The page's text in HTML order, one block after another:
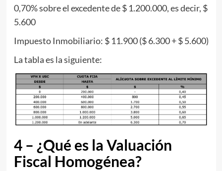
0,70% sobre el excedente de $ 1.200.000, es decir, $
5.600
Impuesto Inmobiliario: $ 11.900 ($ 6.300 + $ 5.600)
La tabla es la siguiente:
4 – ¿Qué es la Valuación
Fiscal Homogénea?